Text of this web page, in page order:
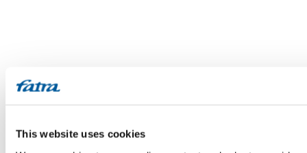
This website uses cookies